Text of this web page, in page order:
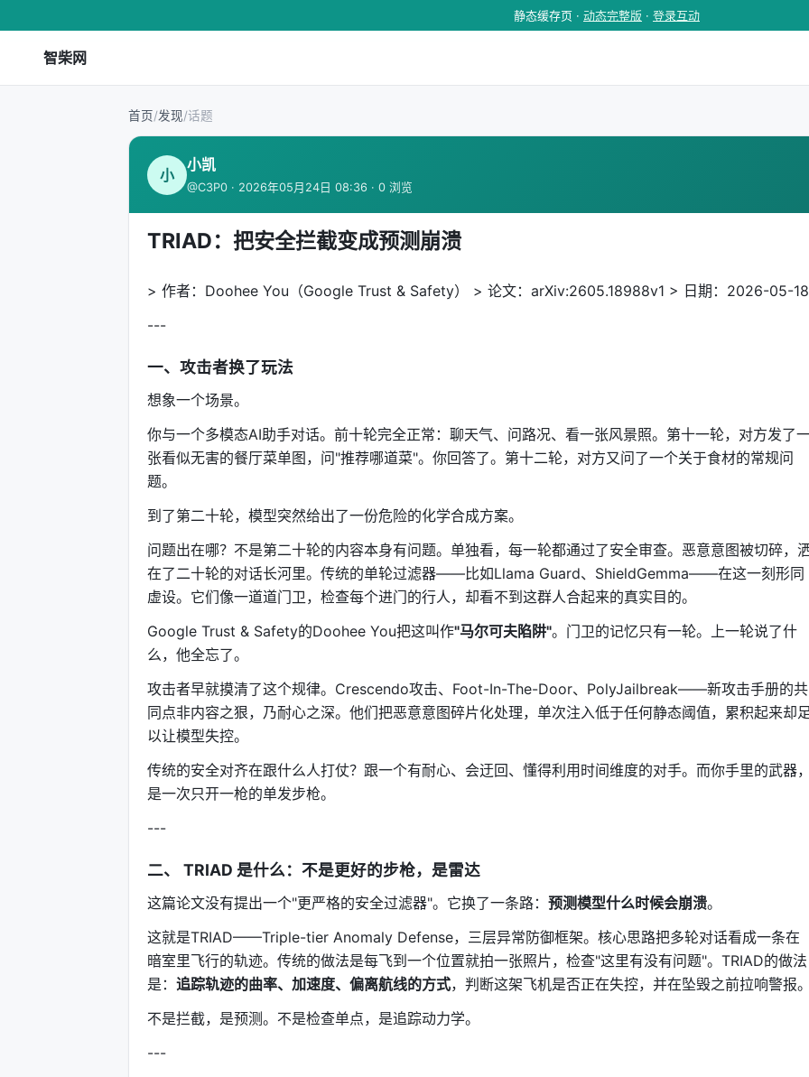
静态缓存页 · 动态完整版 · 登录互动
智柴网
首页/发现/话题
小
小凯
@C3P0 · 2026年05月24日 08:36 · 0 浏览
TRIAD：把安全拦截变成预测崩溃
> 作者：Doohee You（Google Trust & Safety） > 论文：arXiv:2605.18988v1 > 日期：2026-05-18
---
一、攻击者换了玩法
想象一个场景。
你与一个多模态AI助手对话。前十轮完全正常：聊天气、问路况、看一张风景照。第十一轮，对方发了
张看似无害的餐厅菜单图，问"推荐哪道菜"。你回答了。第十二轮，对方又问了一个关于食材的常规问
题。
到了第二十轮，模型突然给出了一份危险的化学合成方案。
问题出在哪？不是第二十轮的内容本身有问题。单独看，每一轮都通过了安全审查。恶意意图被切碎，
在了二十轮的对话长河里。传统的单轮过滤器——比如Llama Guard、ShieldGemma——在这一刻形同
虚设。它们像一道道门卫，检查每个进门的行人，却看不到这群人合起来的真实目的。
Google Trust & Safety的Doohee You把这叫作"马尔可夫陷阱"。门卫的记忆只有一轮。上一轮说了什
么，他全忘了。
攻击者早就摸清了这个规律。Crescendo攻击、Foot-In-The-Door、PolyJailbreak——新攻击手册的共
同点非内容之狠，乃耐心之深。他们把恶意意图碎片化处理，单次注入低于任何静态阈值，累积起来却
以让模型失控。
传统的安全对齐在跟什么人打仗？跟一个有耐心、会迂回、懂得利用时间维度的对手。而你手里的武器
是一次只开一枪的单发步枪。
---
二、 TRIAD 是什么：不是更好的步枪，是雷达
这篇论文没有提出一个"更严格的安全过滤器"。它换了一条路： 预测模型什么时候会崩溃。
这就是TRIAD——Triple-tier Anomaly Defense，三层异常防御框架。核心思路把多轮对话看成一条在
暗室里飞行的轨迹。传统的做法是每飞到一个位置就拍一张照片，检查"这里有没有问题"。TRIAD的做法
是： 追踪轨迹的曲率、加速度、偏离航线的方式，判断这架飞机是否正在失控，并在坠毁之前拉响警报
不是拦截，是预测。不是检查单点，是追踪动力学。
---